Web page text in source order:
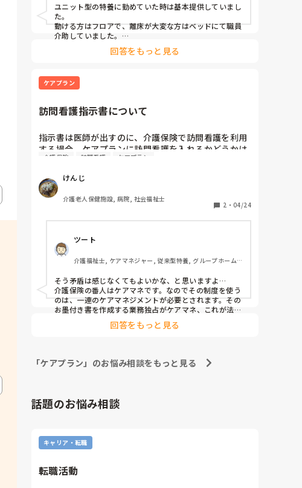
ユニット型の特養に勤めていた時は基本提供していまし
た。
動ける方はフロアで、離床が大変な方はベッドにて職員
介助していました。
クリアな方はいらないとおっしゃった時は無理には提供
していませんが。 回答をもっと見る
ケアプラン
訪問看護指示書について
指示書は医師が出すのに、介護保険で訪問看護を利用
する場合、ケアプランに訪問看護を入れるかどうかは
本人の希望やケアマネジャーの見立て等で決まります
なんか矛盾を感じます。
介護保険 訪問看護 ケアプラン
けんじ
介護老人保健施設, 病院, 社会福祉士
2 ・ 04/24
ツート
介護福祉士, ケアマネジャー, 従来型特養, グループホーム,
そう矛盾は感じなくてもよいかな、と思いますよ…
介護保険の番人はケアマネです。なのでその制度を使う
のは、一連のケアマネジメントが必要とされます。その
お墨付き書を作成する業務独占がケアマネ、これが法律
そして、ドクターの指示書を出してもらう、、これもケ
を書いて下さるわけです。つまり、方向性＝ベクトルは
同じです。
要、または他のサービス利用が望ましいなどのアセスメ
ント結果で、プランには載せないケースも稀にはありま
アマネともに尊重する事でよりよい業務上の利点も得ら
れるので、わざわざ否定を先に考えるような事はしない
しかし、何にでも例外はつきものですが、これは長くな
りますから、指が疲れるので打てません…
回答をもっと見る
「ケアプラン」のお悩み相談をもっと見る
話題のお悩み相談
キャリア・転職
転職活動